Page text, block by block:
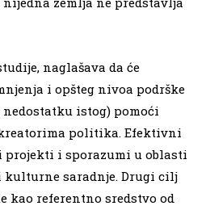
naglašava da će
i opšteg nivoa podrške
istog) pomoći
politika. Efektivni
i sporazumi u oblasti
kulturne saradnje. Drugi cilj
kao referentno sredstvo od